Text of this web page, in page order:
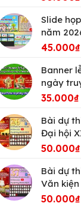
Slide
năm
45.000₫
Banner
ngày
Nhân
35.000₫
Bài dự
Đại hội
Đại hội
50.000₫
Bài dự
Văn
lần thứ
50.000₫